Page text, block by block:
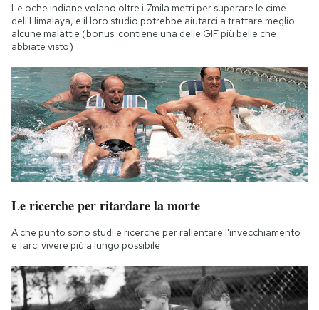
Le oche indiane volano oltre i 7mila metri per superare le cime
dell'Himalaya, e il loro studio potrebbe aiutarci a trattare meglio
alcune malattie (bonus: contiene una delle GIF più belle che
abbiate visto)
Le ricerche per ritardare la morte
A che punto sono studi e ricerche per rallentare l'invecchiamento
e farci vivere più a lungo possibile